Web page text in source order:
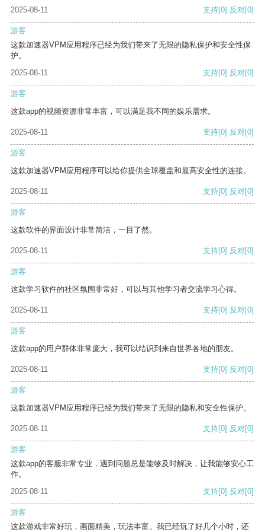
2025-08-11 支持[0] 反对[0]
游客
这款加速器VPM应用程序已经为我们带来了无限的隐私保护和安全性保
护。
2025-08-11
支持[0] 反对[0]
游客
这款app的视频资源非常丰富，可以满足我不同的娱乐需求。
2025-08-11 支持[0] 反对[0]
游客
这款加速器VPM应用程序可以给你提供全球覆盖和最高安全性的连接。
2025-08-11 支持[0] 反对[0]
游客
这款软件的界面设计非常简洁，一目了然。
2025-08-11 支持[0] 反对[0]
游客
这款学习软件的社区氛围非常好，可以与其他学习者交流学习心得。
2025-08-11 支持[0] 反对[0]
游客
这款app的用户群体非常庞大，我可以结识到来自世界各地的朋友。
2025-08-11 支持[0] 反对[0]
游客
这款加速器VPM应用程序已经为我们带来了无限的隐私和安全性保护。
2025-08-11 支持[0] 反对[0]
游客
这款app的客服非常专业，遇到问题总是能够及时解决，让我能够安心工
作。
2025-08-11
支持[0] 反对[0]
游客
这款游戏非常好玩，画面精美，玩法丰富。我已经玩了好几个小时，还